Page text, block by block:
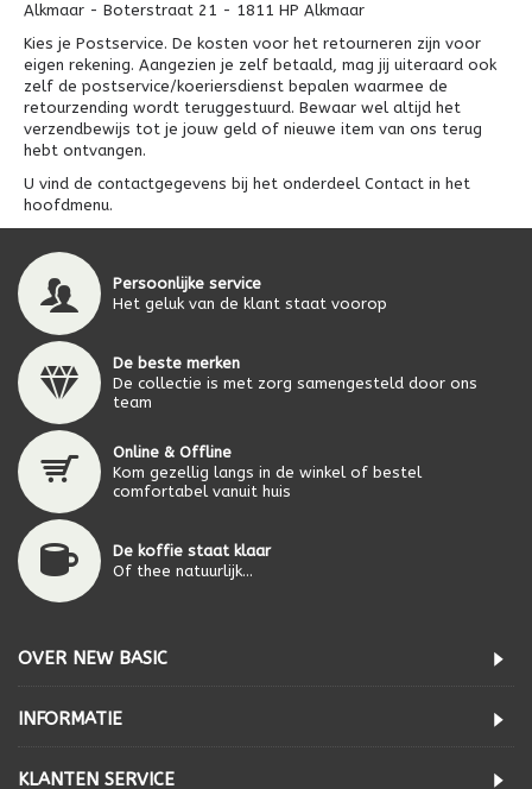
Alkmaar - Boterstraat 21 - 1811 HP Alkmaar
Kies je Postservice. De kosten voor het retourneren zijn voor
eigen rekening. Aangezien je zelf betaald, mag jij uiteraard ook
zelf de postservice/koeriersdienst bepalen waarmee de
retourzending wordt teruggestuurd. Bewaar wel altijd het
verzendbewijs tot je jouw geld of nieuwe item van ons terug
hebt ontvangen.
U vind de contactgegevens bij het onderdeel Contact in het
hoofdmenu.
Persoonlijke service
Het geluk van de klant staat voorop
De beste merken
De collectie is met zorg samengesteld door ons
team
Online & Offline
Kom gezellig langs in de winkel of bestel
comfortabel vanuit huis
De koffie staat klaar
Of thee natuurlijk...
OVER NEW BASIC
INFORMATIE
KLANTEN SERVICE